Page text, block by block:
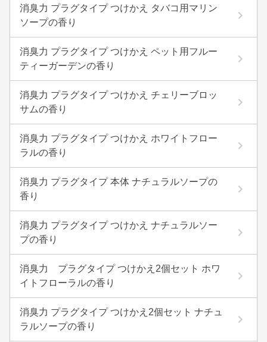
消臭力 プラグタイプ つけかえ タバコ用マリン
ソープの香り
消臭力 プラグタイプ つけかえ ペット用フルー
ティーガーデンの香り
消臭力 プラグタイプ つけかえ チェリーブロッ
サムの香り
消臭力 プラグタイプ つけかえ ホワイトフロー
ラルの香り
消臭力 プラグタイプ 本体 ナチュラルソープの
香り
消臭力 プラグタイプ つけかえ ナチュラルソー
プの香り
消臭力 プラグタイプ つけかえ2個セット ホワ
イトフローラルの香り
消臭力 プラグタイプ つけかえ2個セット ナチュ
ラルソープの香り